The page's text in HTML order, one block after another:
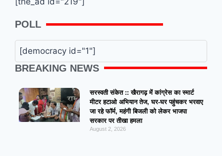
POLL
[democracy id="1"]
BREAKING NEWS
सरस्वती संकेत :: खैरागढ़ में कांग्रेस का स्मार्ट
मीटर हटाओ अभियान तेज, घर-घर पहुंचकर भरवाए
जा रहे फॉर्म, महंगी बिजली को लेकर भाजपा
सरकार पर तीखा हमला
August 2, 2026